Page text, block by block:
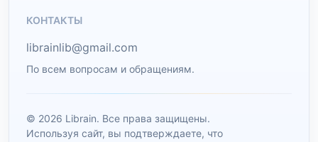
КОНТАКТЫ
librainlib@gmail.com
По всем вопросам и обращениям.
© 2026 Librain. Все права защищены.
Используя сайт, вы подтверждаете, что